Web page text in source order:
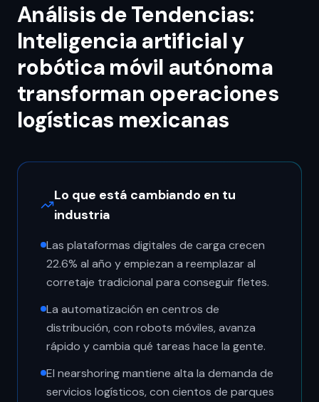
Análisis de Tendencias:
Inteligencia artificial y
robótica móvil autónoma
transforman operaciones
logísticas mexicanas
Lo que está cambiando en tu
industria
Las plataformas digitales de carga crecen
22.6% al año y empiezan a reemplazar al
corretaje tradicional para conseguir fletes.
La automatización en centros de
distribución, con robots móviles, avanza
rápido y cambia qué tareas hace la gente.
El nearshoring mantiene alta la demanda de
servicios logísticos, con cientos de parques